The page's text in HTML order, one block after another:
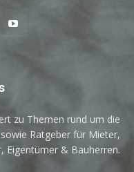
zu Themen rund um die
Ratgeber für Mieter,
Eigentümer & Bauherren.